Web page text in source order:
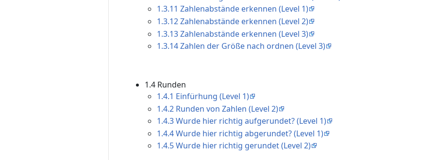
1.3.11 Zahlenabstände erkennen (Level 1)
1.3.12 Zahlenabstände erkennen (Level 2)
1.3.13 Zahlenabstände erkennen (Level 3)
1.3.14 Zahlen der Größe nach ordnen (Level 3)
1.4 Runden
1.4.1 Einfürhung (Level 1)
1.4.2 Runden von Zahlen (Level 2)
1.4.3 Wurde hier richtig aufgerundet? (Level 1)
1.4.4 Wurde hier richtig abgerundet? (Level 1)
1.4.5 Wurde hier richtig gerundet (Level 2)